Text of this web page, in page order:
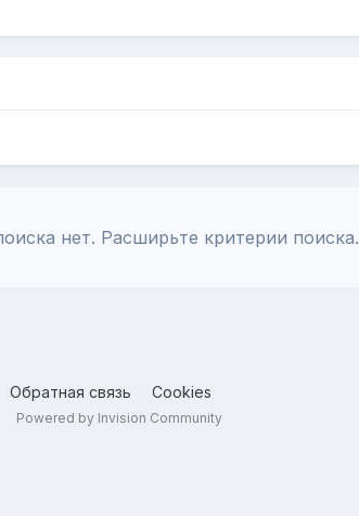
нет. Расширьте критерии поиска.
Обратная связь Cookies
Powered by Invision Community